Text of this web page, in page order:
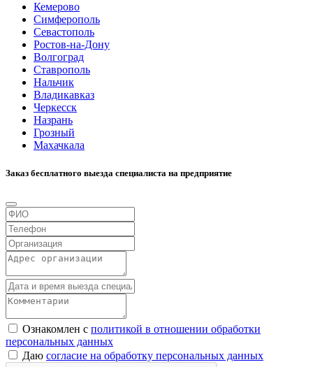
Кемерово
Симферополь
Севастополь
Ростов-на-Дону
Волгоград
Ставрополь
Нальчик
Владикавказ
Черкесск
Назрань
Грозный
Махачкала
Заказ бесплатного выезда специалиста на предприятие
Ознакомлен с политикой в отношении обработки
персональных данных
Даю согласие на обработку персональных данных